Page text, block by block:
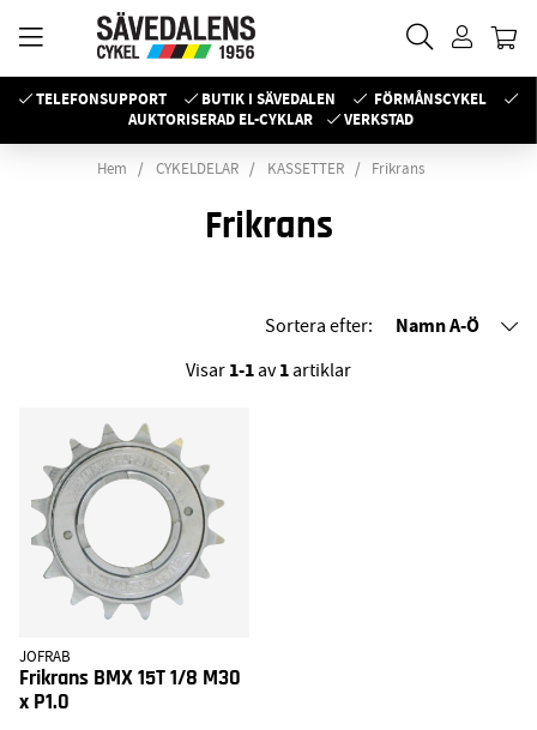
TELEFONSUPPORT BUTIK I SÄVEDALEN
FÖRMÅNSCYKEL
AUKTORISERAD EL-CYKLAR
VERKSTAD
Hem CYKELDELAR KASSETTER Frikrans
Frikrans
Sortera efter: Namn A-Ö
Visar 1-1av1artiklar
JOFRAB
Frikrans BMX 15T 1/8 M30
x P1.0